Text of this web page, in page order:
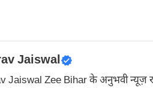
Jaiswal
Jaiswal Zee Bihar के अनुभवी न्यूज़